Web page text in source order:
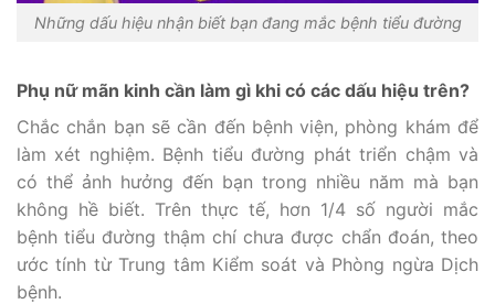
Những dấu hiệu nhận biết bạn đang mắc bệnh tiểu đường
Phụ nữ mãn kinh cần làm gì khi có các dấu hiệu trên?
Chắc chắn bạn sẽ cần đến bệnh viện, phòng khám để
làm xét nghiệm. Bệnh tiểu đường phát triển chậm và
có thể ảnh hưởng đến bạn trong nhiều năm mà bạn
không hề biết. Trên thực tế, hơn 1/4 số người mắc
bệnh tiểu đường thậm chí chưa được chẩn đoán, theo
ước tính từ Trung tâm Kiểm soát và Phòng ngừa Dịch
bệnh.